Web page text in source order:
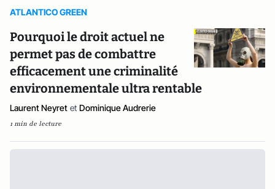
ATLANTICO GREEN
Pourquoi le droit actuel ne
permet pas de combattre
efficacement une criminalité
environnementale ultra rentable
Laurent Neyret et Dominique Audrerie
1 min de lecture